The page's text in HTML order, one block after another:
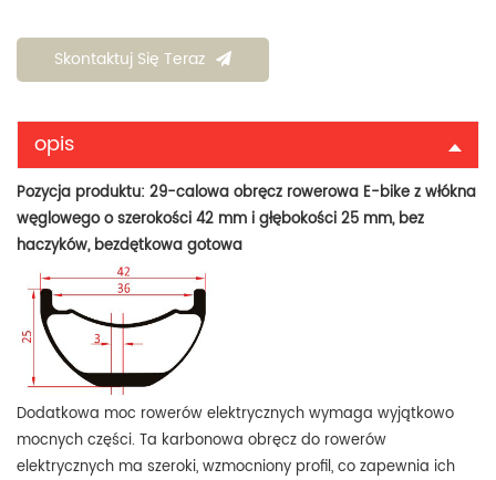
Skontaktuj Się Teraz
opis
Pozycja produktu: 29-calowa obręcz rowerowa E-bike z włókna
węglowego o szerokości 42 mm i głębokości 25 mm, bez
haczyków, bezdętkowa gotowa
Dodatkowa moc rowerów elektrycznych wymaga wyjątkowo
mocnych części. Ta karbonowa obręcz do rowerów
elektrycznych ma szeroki, wzmocniony profil, co zapewnia ich